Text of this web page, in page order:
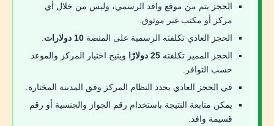
مدة صلاحية الكشف الطبي للسفر لدول الخليج
هل يمكن تغيير موعد الكشف؟
خلي إجراءات السفر أوضح مع تطبيق Passport Trails
الحجز يتم من موقع وافد الرسمي، وليس من خلال أي
مركز أو مكتب غير موثوق.
الحجز العادي تكلفته الرسمية على المنصة 10 دولارات
الحجز المميز تكلفته 25 دولارًا
ويتيح اختيار المركز والموعد
حسب التوافر.
في الحجز العادي يحدد النظام المركز وفق المدينة المختارة.
يمكن متابعة النتيجة باستخدام رقم الجواز والجنسية أو رقم
قسيمة وافد.